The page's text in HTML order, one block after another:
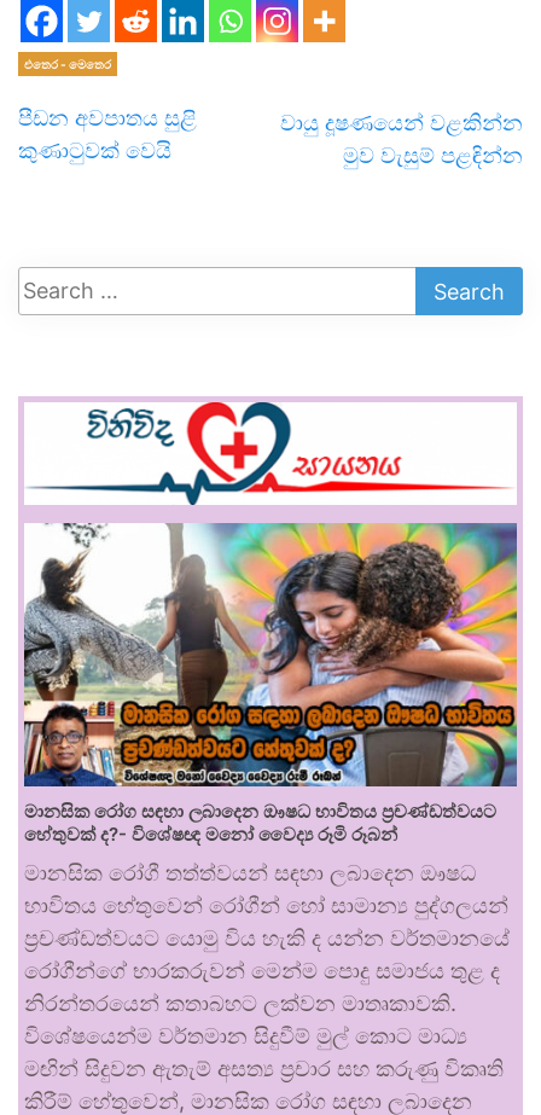
එතෙර - මෙතෙර
පීඩන අවපාතය සුළි
කුණාටුවක් වෙයි
වායු දූෂණයෙන් වළකින්න
මුව වැසුම් පළඳින්න
මානසික රෝග සඳහා ලබාදෙන ඖෂධ භාවිතය ප්‍රචණ්ඩත්වයට
හේතුවක් ද?- විශේෂඥ මනෝ වෛද්‍ය රූමි රූබන්
මානසික රෝගී තත්ත්වයන් සඳහා ලබාදෙන ඖෂධ
භාවිතය හේතුවෙන් රෝගීන් හෝ සාමාන්‍ය පුද්ගලයන්
ප්‍රචණ්ඩත්වයට යොමු විය හැකි ද යන්න වර්තමානයේ
රෝගීන්ගේ භාරකරුවන් මෙන්ම පොදු සමාජය තුළ ද
නිරන්තරයෙන් කතාබහට ලක්වන මාතෘකාවකි.
විශේෂයෙන්ම වර්තමාන සිදුවීම් මුල් කොට මාධ්‍ය
මඟින් සිදුවන ඇතැම් අසත්‍ය ප්‍රචාර සහ කරුණු විකෘති
කිරීම් හේතුවෙන්, මානසික රෝග සඳහා ලබාදෙන